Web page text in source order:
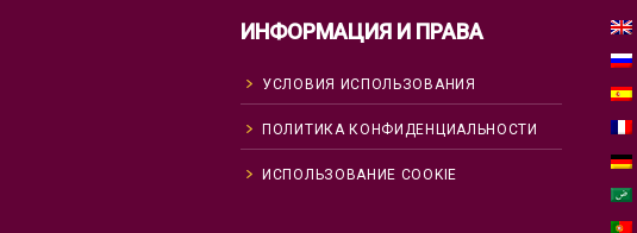
ИНФОРМАЦИЯ И ПРАВА
УСЛОВИЯ ИСПОЛЬЗОВАНИЯ
ПОЛИТИКА КОНФИДЕНЦИАЛЬНОСТИ
ИСПОЛЬЗОВАНИЕ COOKIE